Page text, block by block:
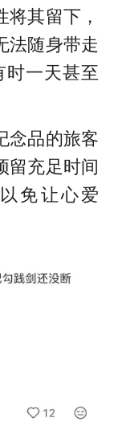
其留下，
法随身带走
时一天甚至
念品的旅客
留充足时间
免让心爱